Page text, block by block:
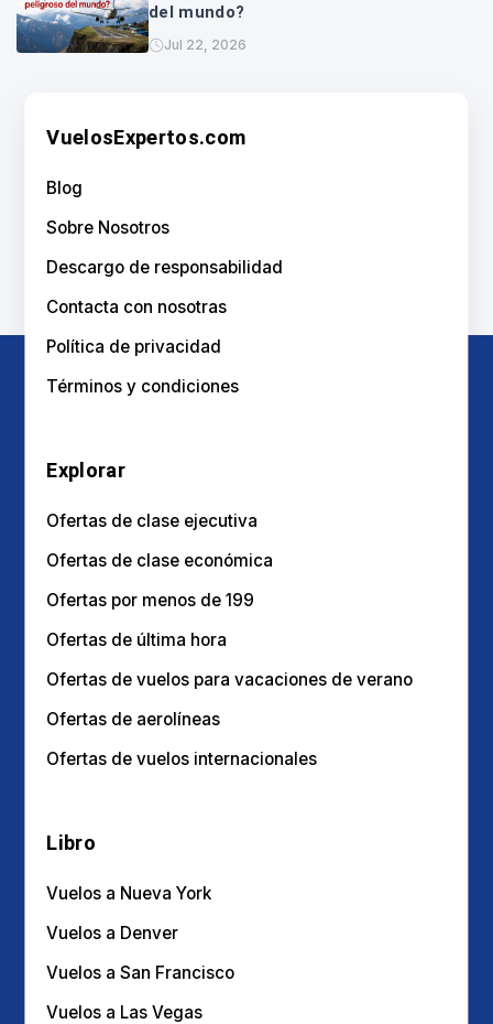
del mundo?
Jul 22, 2026
VuelosExpertos.com
Blog
Sobre Nosotros
Descargo de responsabilidad
Contacta con nosotras
Política de privacidad
Términos y condiciones
Explorar
Ofertas de clase ejecutiva
Ofertas de clase económica
Ofertas por menos de 199
Ofertas de última hora
Ofertas de vuelos para vacaciones de verano
Ofertas de aerolíneas
Ofertas de vuelos internacionales
Libro
Vuelos a Nueva York
Vuelos a Denver
Vuelos a San Francisco
Vuelos a Las Vegas